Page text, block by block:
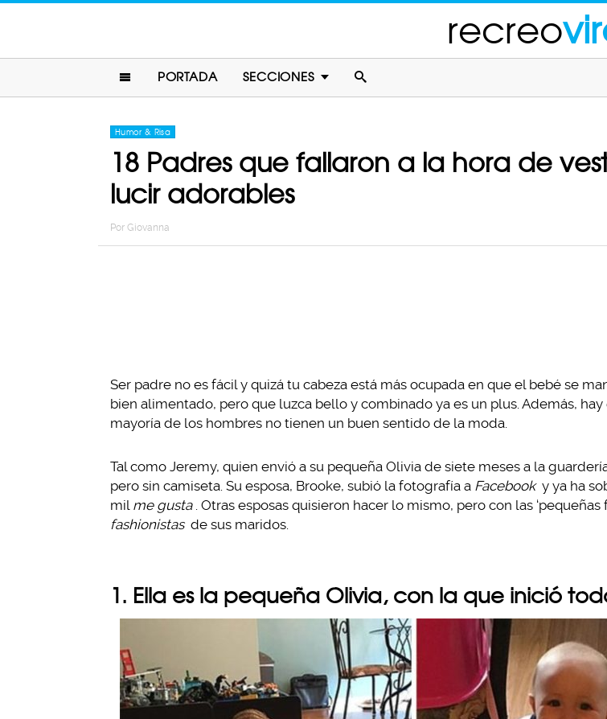
recreo
PORTADA SECCIONES
Humor & Risa
18 Padres que fallaron a la hora de
lucir adorables
Por Giovanna
Ser padre no es fácil y quizá tu cabeza está más ocupada en que el bebé se
bien alimentado, pero que luzca bello y combinado ya es un plus. Además,
mayoría de los hombres no tienen un buen sentido de la moda.
Tal como Jeremy, quien envió a su pequeña Olivia de siete meses a la
pero sin camiseta. Su esposa, Brooke, subió la fotografía a Facebook y ya ha
mil me gusta . Otras esposas quisieron hacer lo mismo, pero con las ‘pequeñas
fashionistas de sus maridos.
1. Ella es la pequeña Olivia, con la que inició